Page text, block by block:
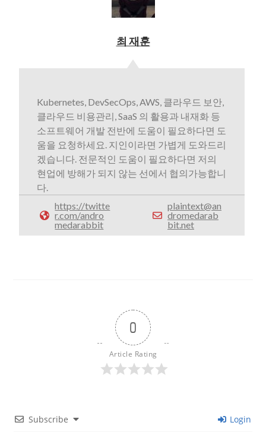
최 재훈
Kubernetes, DevSecOps, AWS, 클라우드 보안,
클라우드 비용관리, SaaS 의 활용과 내재화 등
소프트웨어 개발 전반에 도움이 필요하다면 도
움을 요청하세요. 지인이라면 가볍게 도와드리
겠습니다. 전문적인 도움이 필요하다면 저의
현업에 방해가 되지 않는 선에서 협의가능합니
다.
https://twitte
r.com/andro
medarabbit
plaintext@an
dromedarab
bit.net
0
Article Rating
Subscribe Login